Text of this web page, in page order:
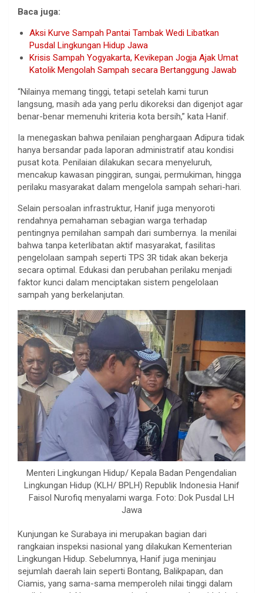
Baca juga:
Aksi Kurve Sampah Pantai Tambak Wedi Libatkan
Pusdal Lingkungan Hidup Jawa
Krisis Sampah Yogyakarta, Kevikepan Jogja Ajak Umat
Katolik Mengolah Sampah secara Bertanggung Jawab
“Nilainya memang tinggi, tetapi setelah kami turun
langsung, masih ada yang perlu dikoreksi dan digenjot agar
benar-benar memenuhi kriteria kota bersih,” kata Hanif.
Ia menegaskan bahwa penilaian penghargaan Adipura tidak
hanya bersandar pada laporan administratif atau kondisi
pusat kota. Penilaian dilakukan secara menyeluruh,
mencakup kawasan pinggiran, sungai, permukiman, hingga
perilaku masyarakat dalam mengelola sampah sehari-hari.
Selain persoalan infrastruktur, Hanif juga menyoroti
rendahnya pemahaman sebagian warga terhadap
pentingnya pemilahan sampah dari sumbernya. Ia menilai
bahwa tanpa keterlibatan aktif masyarakat, fasilitas
pengelolaan sampah seperti TPS 3R tidak akan bekerja
secara optimal. Edukasi dan perubahan perilaku menjadi
faktor kunci dalam menciptakan sistem pengelolaan
sampah yang berkelanjutan.
Menteri Lingkungan Hidup/ Kepala Badan Pengendalian
Lingkungan Hidup (KLH/ BPLH) Republik Indonesia Hanif
Faisol Nurofiq menyalami warga. Foto: Dok Pusdal LH
Jawa
Kunjungan ke Surabaya ini merupakan bagian dari
rangkaian inspeksi nasional yang dilakukan Kementerian
Lingkungan Hidup. Sebelumnya, Hanif juga meninjau
sejumlah daerah lain seperti Bontang, Balikpapan, dan
Ciamis, yang sama-sama memperoleh nilai tinggi dalam